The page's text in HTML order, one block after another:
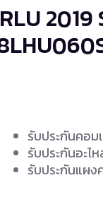
2019
รับประกันคอม
รับประกันอะไห
รับประกันแผง